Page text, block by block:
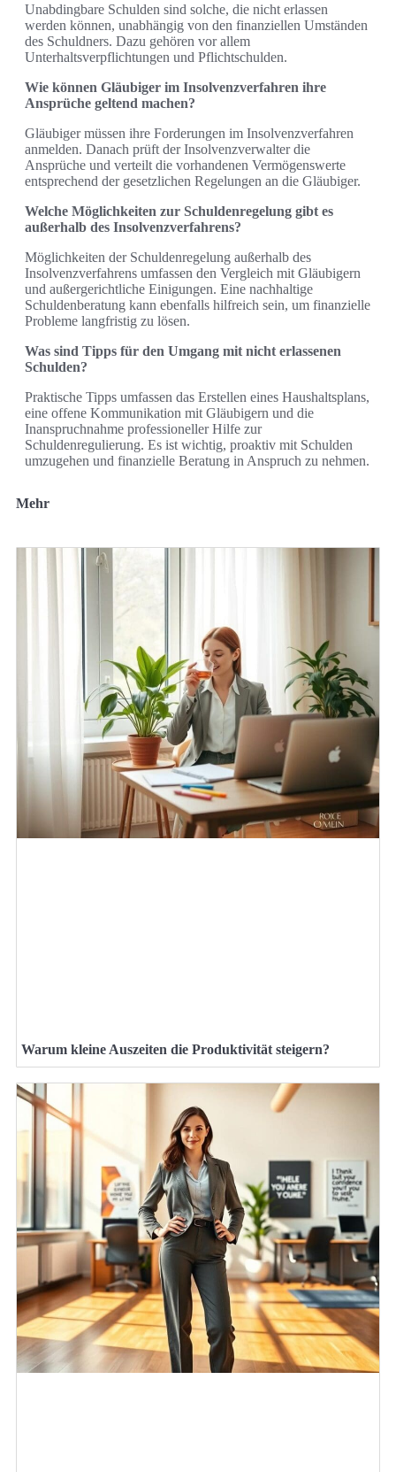
Unabdingbare Schulden sind solche, die nicht erlassen
werden können, unabhängig von den finanziellen Umständen
des Schuldners. Dazu gehören vor allem
Unterhaltsverpflichtungen und Pflichtschulden.
Wie können Gläubiger im Insolvenzverfahren ihre
Ansprüche geltend machen?
Gläubiger müssen ihre Forderungen im Insolvenzverfahren
anmelden. Danach prüft der Insolvenzverwalter die
Ansprüche und verteilt die vorhandenen Vermögenswerte
entsprechend der gesetzlichen Regelungen an die Gläubiger.
Welche Möglichkeiten zur Schuldenregelung gibt es
außerhalb des Insolvenzverfahrens?
Möglichkeiten der Schuldenregelung außerhalb des
Insolvenzverfahrens umfassen den Vergleich mit Gläubigern
und außergerichtliche Einigungen. Eine nachhaltige
Schuldenberatung kann ebenfalls hilfreich sein, um finanzielle
Probleme langfristig zu lösen.
Was sind Tipps für den Umgang mit nicht erlassenen
Schulden?
Praktische Tipps umfassen das Erstellen eines Haushaltsplans,
eine offene Kommunikation mit Gläubigern und die
Inanspruchnahme professioneller Hilfe zur
Schuldenregulierung. Es ist wichtig, proaktiv mit Schulden
umzugehen und finanzielle Beratung in Anspruch zu nehmen.
Mehr
Warum kleine Auszeiten die Produktivität steigern?